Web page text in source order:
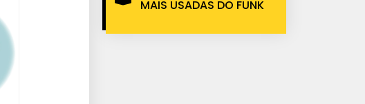
MAIS USADAS DO FUNK